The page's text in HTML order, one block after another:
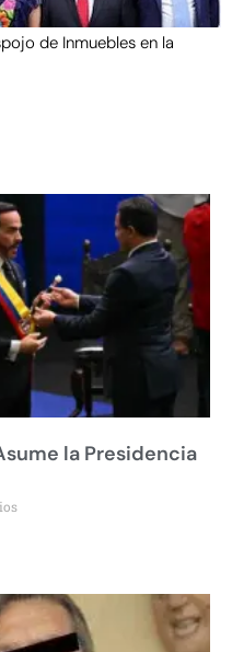
de Inmuebles en la
la Presidencia